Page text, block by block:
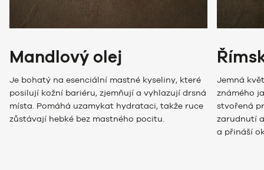
Mandlový olej
Je bohatý na esenciální mastné kyseliny, které
posilují kožní bariéru, zjemňují a vyhlazují drsná
místa. Pomáhá uzamykat hydrataci, takže ruce
zůstávají hebké bez mastného pocitu.
Jemná
známého
stvořená
zarudnutí
a přináší